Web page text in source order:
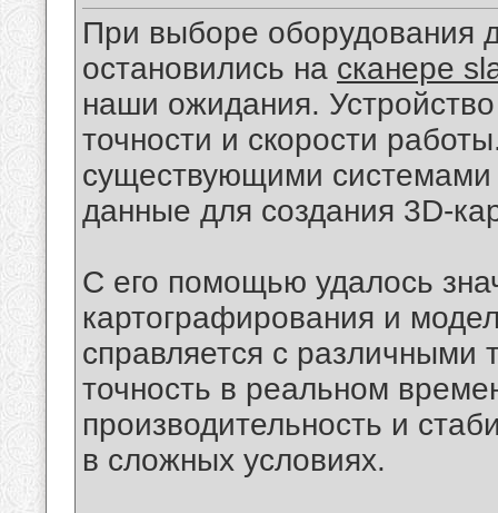
При выборе оборудования
остановились на сканере
наши ожидания.
точности и скорости
существующими системами
данные для создания 3D-
С его помощью удалось
картографирования и
справляется с
точность в реальном
производительность и
в сложных условиях.